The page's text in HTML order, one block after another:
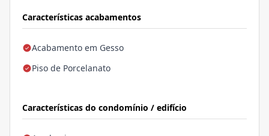
Características acabamentos
Acabamento em Gesso
Piso de Porcelanato
Características do condomínio / edifício